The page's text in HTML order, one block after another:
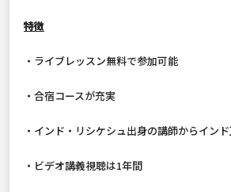
特徴
・ライブレッスン無料で参加可能
・合宿コースが充実
・インド・リシケシュ出身の講師からイン
・ビデオ講義視聴は1年間